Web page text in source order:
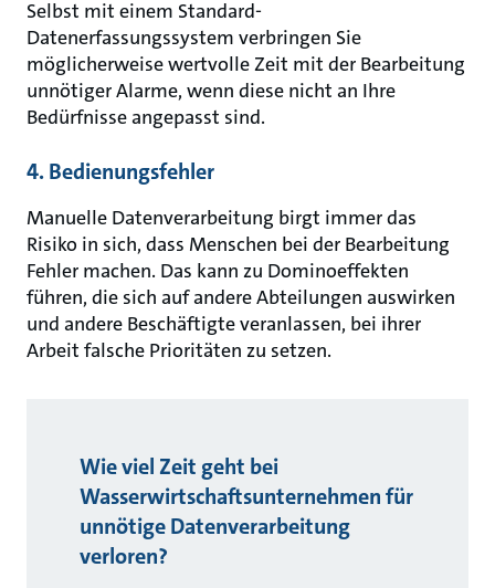
Selbst mit einem Standard-
Datenerfassungssystem verbringen Sie
möglicherweise wertvolle Zeit mit der Bearbeitung
unnötiger Alarme, wenn diese nicht an Ihre
Bedürfnisse angepasst sind.
4. Bedienungsfehler
Manuelle Datenverarbeitung birgt immer das
Risiko in sich, dass Menschen bei der Bearbeitung
Fehler machen. Das kann zu Dominoeffekten
führen, die sich auf andere Abteilungen auswirken
und andere Beschäftigte veranlassen, bei ihrer
Arbeit falsche Prioritäten zu setzen.
Wie viel Zeit geht bei
Wasserwirtschaftsunternehmen für
unnötige Datenverarbeitung
verloren?